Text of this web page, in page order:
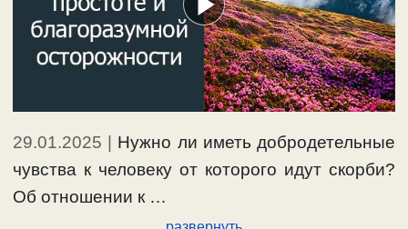
29.01.2025 | Нужно ли иметь добродетельные
чувства к человеку от которого идут скорби?
Об отношении к …